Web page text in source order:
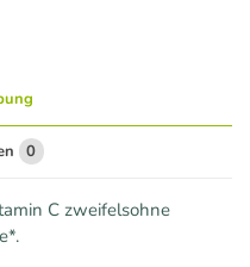
0
C zweifelsohne